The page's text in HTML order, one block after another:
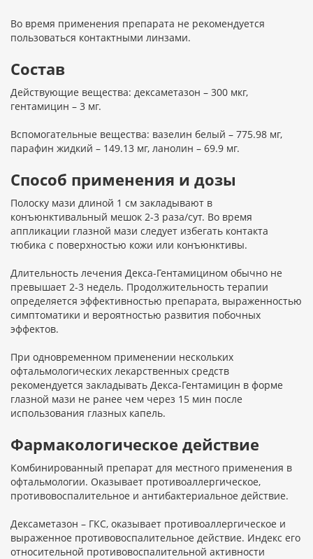
Во время применения препарата не рекомендуется
пользоваться контактными линзами.
Состав
Действующие вещества: дексаметазон – 300 мкг,
гентамицин – 3 мг.
Вспомогательные вещества: вазелин белый – 775.98 мг,
парафин жидкий – 149.13 мг, ланолин – 69.9 мг.
Способ применения и дозы
Полоску мази длиной 1 см закладывают в
конъюнктивальный мешок 2-3 раза/сут. Во время
аппликации глазной мази следует избегать контакта
тюбика с поверхностью кожи или конъюнктивы.
Длительность лечения Декса-Гентамицином обычно не
превышает 2-3 недель. Продолжительность терапии
определяется эффективностью препарата, выраженностью
симптоматики и вероятностью развития побочных
эффектов.
При одновременном применении нескольких
офтальмологических лекарственных средств
рекомендуется закладывать Декса-Гентамицин в форме
глазной мази не ранее чем через 15 мин после
использования глазных капель.
Фармакологическое действие
Комбинированный препарат для местного применения в
офтальмологии. Оказывает противоаллергическое,
противовоспалительное и антибактериальное действие.
Дексаметазон – ГКС, оказывает противоаллергическое и
выраженное противовоспалительное действие. Индекс его
относительной противовоспалительной активности